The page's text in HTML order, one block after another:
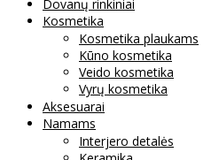
Dovanų rinkiniai
Kosmetika
Kosmetika plaukams
Kūno kosmetika
Veido kosmetika
Vyrų kosmetika
Aksesuarai
Namams
Interjero detalės